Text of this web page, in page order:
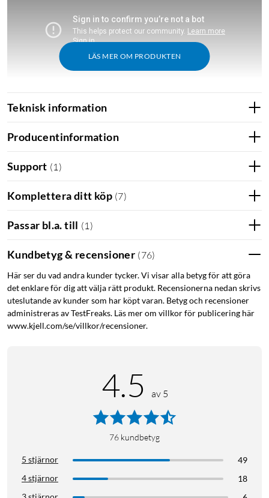
LÄS MER OM PRODUKTEN
iPhone 14-serien iPhone 14 Pro
Teknisk information
Producentinformation
Support (1 )
Komplettera ditt köp (7)
Passar bl.a. till (1 )
Kundbetyg & recensioner (76)
Här ser du vad andra kunder tycker. Vi visar alla betyg för att göra
det enklare för dig att välja rätt produkt. Recensionerna nedan skrivs
uteslutande av kunder som har köpt varan. Betyg och recensioner
administreras av TestFreaks. Läs mer om villkor för publicering här
www.kjell.com/se/villkor/recensioner.
4.5 av 5
76 kundbetyg
5 stjärnor
49
4 stjärnor
18